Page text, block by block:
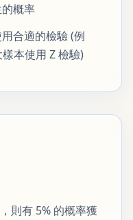
概率
合適的檢驗 (例
本使用 Z 檢驗)
則有 5% 的概率獲